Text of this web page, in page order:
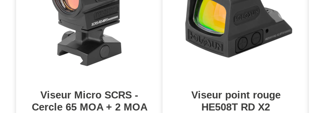
Viseur Micro SCRS -
Cercle 65 MOA + 2 MOA
Viseur point rouge
HE508T RD X2